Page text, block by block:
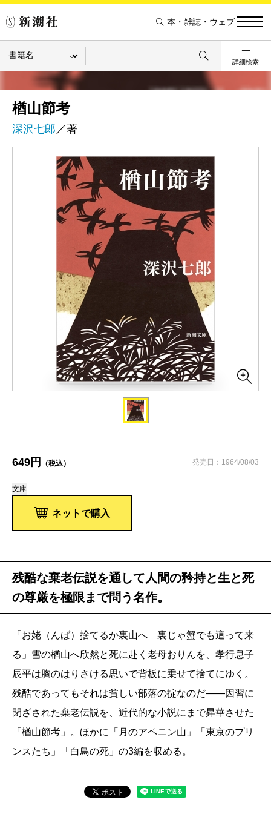
本・雑誌・ウェブ
詳細検索
楢山節考
深沢七郎 ／著
649円 （税込） 発売日：1964/08/03
文庫
ネットで購入
残酷な棄老伝説を通して人間の矜持と生と死
の尊厳を極限まで問う名作。
「お姥（んば）捨てるか裏山へ 裏じゃ蟹でも這って来
る」雪の楢山へ欣然と死に赴く老母おりんを、孝行息子
辰平は胸のはりさける思いで背板に乗せて捨てにゆく。
残酷であってもそれは貧しい部落の掟なのだ――因習に
閉ざされた棄老伝説を、近代的な小説にまで昇華させた
「楢山節考」。ほかに「月のアペニン山」「東京のプリ
ンスたち」「白鳥の死」の3編を収める。